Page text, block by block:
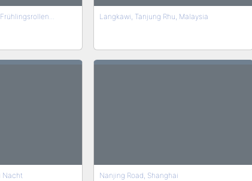
Langkawi, Tanjung Rhu, Malaysia
Nacht Nanjing Road, Shanghai